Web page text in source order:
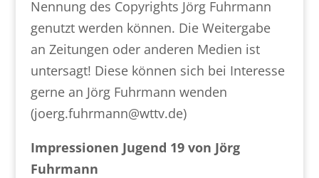
Nennung des Copyrights Jörg Fuhrmann
genutzt werden können. Die Weitergabe
an Zeitungen oder anderen Medien ist
untersagt! Diese können sich bei Interesse
gerne an Jörg Fuhrmann wenden
(joerg.fuhrmann@wttv.de)
Impressionen Jugend 19 von Jörg
Fuhrmann